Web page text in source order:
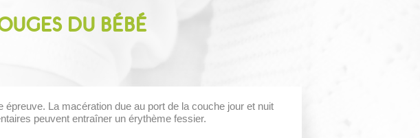
DU BÉBÉ
La macération due au port de la couche jour et nuit
peuvent entraîner un érythème fessier.